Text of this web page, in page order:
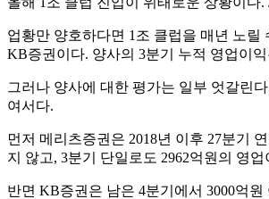
업황만 양호하다면 1조 클럽을 매년 노
KB증권이다. 양사의 3분기 누적 영업이
그러나 양사에 대한 평가는 일부 엇갈린
여서다.
먼저 메리츠증권은 2018년 이후 27분기
지 않고, 3분기 단일로도 2962억원의 영
반면 KB증권은 남은 4분기에서 3000억